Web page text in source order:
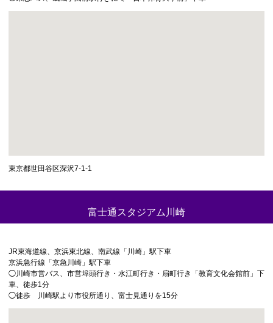
東京都世田谷区深沢7-1-1
富士通スタジアム川崎
JR東海道線、京浜東北線、南武線「川崎」駅下車
京浜急行線「京急川崎」駅下車
◯川崎市営バス、市営埠頭行き・水江町行き・扇町行き「教育文化会館前」下
車、徒歩1分
◯徒歩 川崎駅より市役所通り、富士見通りを15分